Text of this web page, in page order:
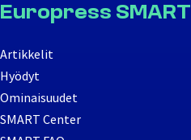
Europress SMART
Artikkelit
Hyödyt
Ominaisuudet
SMART Center